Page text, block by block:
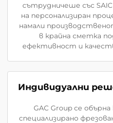
сътрудничеше със
на персонализиран
намали
в крайна сметка
ефективност и
Индивидуални
GAC Group се
специализирано